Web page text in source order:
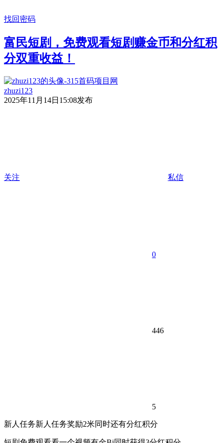
找回密码
富民短剧，免费观看短剧赚金币和分红积
分双重收益！
zhuzi123
2025年11月14日15:08发布
关注 私信
0
446
5
新人任务新人任务奖励2米同时还有分红积分